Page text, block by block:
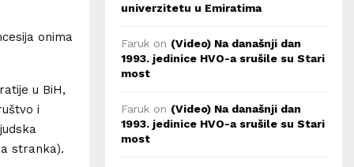
onima
u BiH,
i
stranka).
univerzitetu u Emiratima
Faruk on (Video) Na današnji dan
1993. jedinice HVO-a srušile su Stari
most
Faruk on (Video) Na današnji dan
1993. jedinice HVO-a srušile su Stari
most